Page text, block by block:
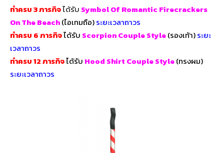
ทำครบ 3 ภารกิจได้รับ Symbol Of Romantic Firecrackers
On The Beach(ไอเทมถือ)ระยะเวลาถาวร
ทำครบ 6 ภารกิจได้รับ Scorpion Couple Style(รองเท้า)ระยะ
เวลาถาวร
ทำครบ 12 ภารกิจได้รับ Hood Shirt Couple Style(ทรงผม)
ระยะเวลาถาวร